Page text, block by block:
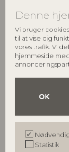
Denne
Vi bruger
til at vise dig
vores trafik. Vi
hjemmeside
OK
Statistik
Brea
Søgræs
82065292